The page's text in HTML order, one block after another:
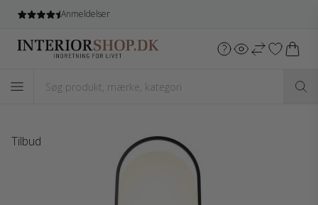
Anmeldelser
Tilbud